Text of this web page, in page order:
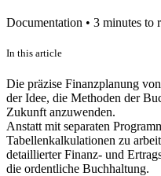
Documentation • 3 minutes to
In this article
Die präzise Finanzplanung
der Idee, die Methoden der
Zukunft anzuwenden.
Anstatt mit separaten
Tabellenkalkulationen zu
detaillierter Finanz- und
die ordentliche Buchhaltung.